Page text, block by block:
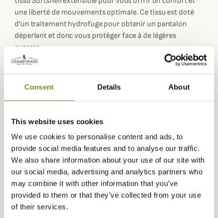
Consent Details About
This website uses cookies
We use cookies to personalise content and ads, to
provide social media features and to analyse our traffic.
We also share information about your use of our site with
our social media, advertising and analytics partners who
may combine it with other information that you’ve
provided to them or that they’ve collected from your use
of their services.
une liberté de mouvements optimale. Ce tissu est doté
d'un traitement hydrofuge pour obtenir un pantalon
déperlant et donc vous protéger face à de légères
averses.
Ce pantalon Timberline Sitka est équipé de renforts en
nylon imperméable sur les genoux et le fessier pour vous
permettre de rester au sec lorsque vous vous asseyez sur
de la neige ou un terrain humide.
tirs le pantalon Timberline Sitka est équipé de
genouillères. Ces genouillères peuvent aussi vous
protéger contre l'abrasion des ronces...
Le pantalon Timberline Sitka possède une coupe longue
ou regular et est doté de bretelles afin de l'ajuster
parfaitement.
Ce pantalon Timberline Sitka est disponible en 3 coloris